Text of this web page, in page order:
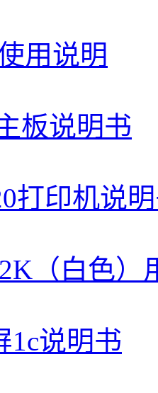
用说明
板说明书
打印机说
（白色）
1c说明书